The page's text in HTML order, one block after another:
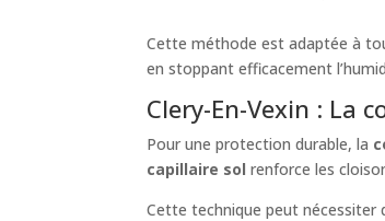
Cette méthode est adaptée à
en stoppant efficacement
Clery-En-Vexin : La
Pour une protection durable, la
capillaire sol renforce les
Cette technique peut nécessiter